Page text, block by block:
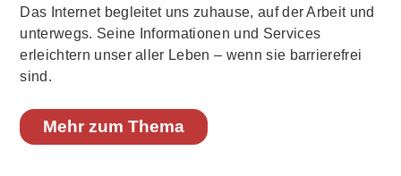
Das Internet begleitet uns zuhause, auf der Arbeit und
unterwegs. Seine Informationen und Services
erleichtern unser aller Leben – wenn sie barrierefrei
sind.
Mehr zum Thema